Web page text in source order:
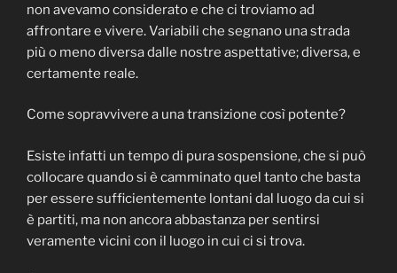
non avevamo considerato e che ci troviamo ad
affrontare e vivere. Variabili che segnano una strada
più o meno diversa dalle nostre aspettative; diversa, e
certamente reale.
Come sopravvivere a una transizione così potente?
Esiste infatti un tempo di pura sospensione, che si può
collocare quando si è camminato quel tanto che basta
per essere sufficientemente lontani dal luogo da cui si
è partiti, ma non ancora abbastanza per sentirsi
veramente vicini con il luogo in cui ci si trova.